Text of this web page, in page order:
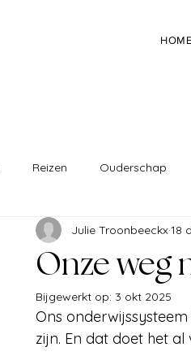
HOME
Reizen Ouderschap
Onze weg
Julie Troonbeeckx18
Bijgewerkt op: 3 okt 2025
Ons
zijn. En dat doet het